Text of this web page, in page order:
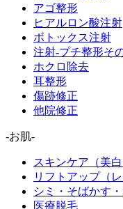
アゴ整形
ヒアルロン酸注射
ボトックス注射
注射-プチ整形そ
ホクロ除去
耳整形
傷跡修正
他院修正
-お肌-
スキンケア（美
リフトアップ（レ
シミ・そばかす
医療脱毛